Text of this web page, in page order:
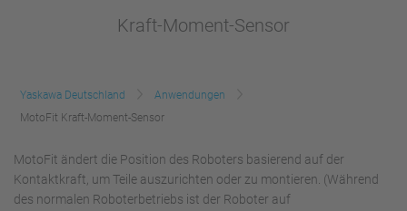
Kraft-Moment-Sensor
Yaskawa Deutschland
Anwendungen
MotoFit Kraft-Moment-Sensor
MotoFit ändert die Position des Roboters basierend auf der
Kontaktkraft, um Teile auszurichten oder zu montieren. (Während
des normalen Roboterbetriebs ist der Roboter auf